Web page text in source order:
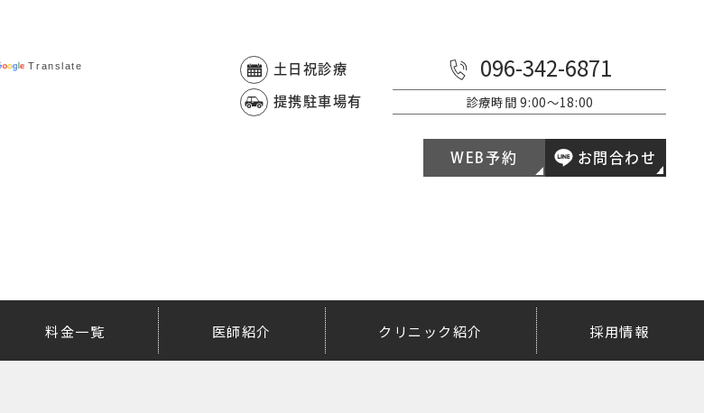
Translate 土日祝診療
提携駐車場有
096-342-6871
診療時間 9:00～18:00
WEB予約 お問合わせ
料金一覧 医師紹介 クリニック紹介 採用情報